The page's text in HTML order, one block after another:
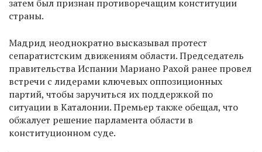
затем был признан противоречащим конституции
страны.
Мадрид неоднократно высказывал протест
сепаратистским движениям области. Председатель
правительства Испании Мариано Рахой ранее провел
встречи с лидерами ключевых оппозиционных
партий, чтобы заручиться их поддержкой по
ситуации в Каталонии. Премьер также обещал, что
обжалует решение парламента области в
конституционном суде.